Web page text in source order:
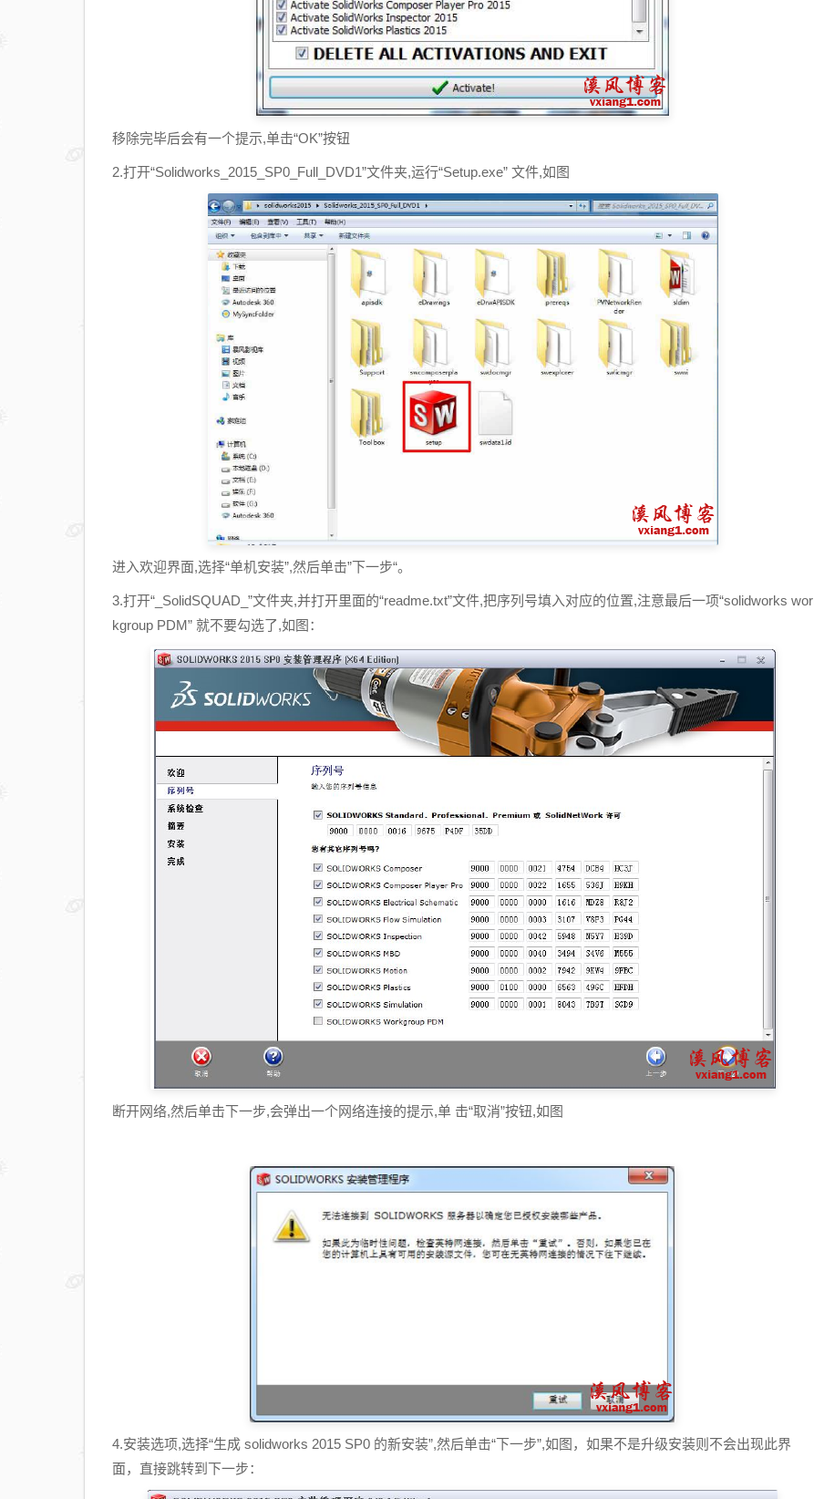
移除完毕后会有一个提示,单击“OK”按钮
2.打开“Solidworks_2015_SP0_Full_DVD1”文件夹,运行“Setup.exe” 文件,如图
进入欢迎界面,选择“单机安装”,然后单击”下一步“。
3.打开“_SolidSQUAD_”文件夹,并打开里面的“readme.txt”文件,把序列号填入对应的位置,注意最后一项“solidworks wor
kgroup PDM” 就不要勾选了,如图：
断开网络,然后单击下一步,会弹出一个网络连接的提示,单 击“取消”按钮,如图
4.安装选项,选择“生成 solidworks 2015 SP0 的新安装”,然后单击“下一步”,如图，如果不是升级安装则不会出现此界
面，直接跳转到下一步：